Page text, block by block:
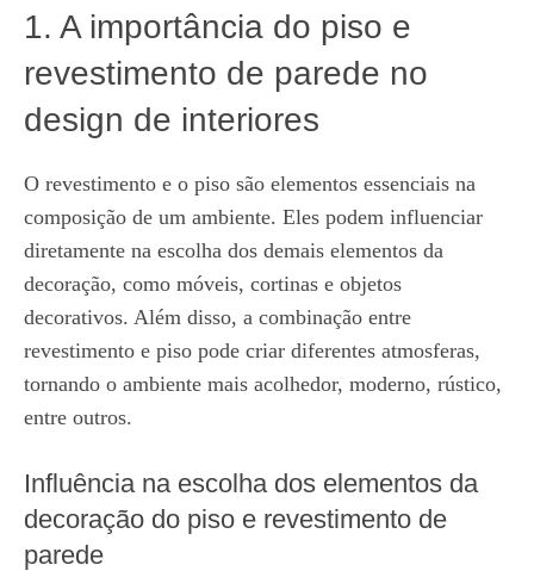
1. A importância do piso e
revestimento de parede no
design de interiores
O revestimento e o piso são elementos essenciais na
composição de um ambiente. Eles podem influenciar
diretamente na escolha dos demais elementos da
decoração, como móveis, cortinas e objetos
decorativos. Além disso, a combinação entre
revestimento e piso pode criar diferentes atmosferas,
tornando o ambiente mais acolhedor, moderno, rústico,
entre outros.
Influência na escolha dos elementos da
decoração do piso e revestimento de
parede